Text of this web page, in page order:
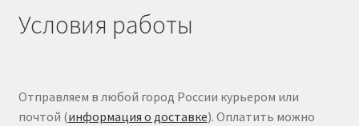
Условия работы
Отправляем в любой город России курьером или
почтой (информация о доставке). Оплатить можно